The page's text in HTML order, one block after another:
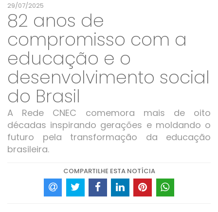
29/07/2025
82 anos de
compromisso com a
educação e o
desenvolvimento social
do Brasil
A Rede CNEC comemora mais de oito
décadas inspirando gerações e moldando o
futuro pela transformação da educação
brasileira.
COMPARTILHE ESTA NOTÍCIA